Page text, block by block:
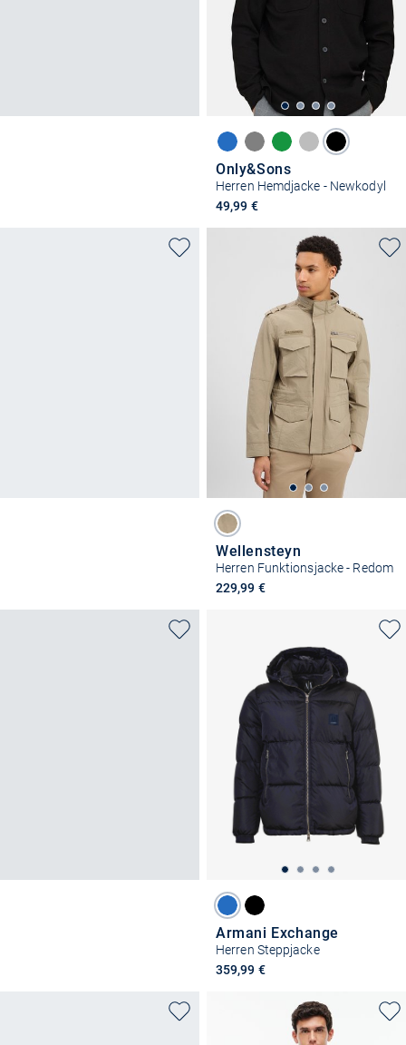
Only&Sons
Herren Hemdjacke - Newkodyl
49,99 €
Wellensteyn
Herren Funktionsjacke - Redom
229,99 €
Armani Exchange
Herren Steppjacke
359,99 €